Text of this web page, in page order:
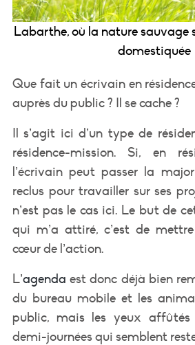
Labarthe, où la nature sauvage
domestiquée
Que fait un écrivain en
auprès du public ? Il se cache ?
Il s’agit ici d’un type de
résidence-mission. Si, en
l’écrivain peut passer la
reclus pour travailler sur ses
n’est pas le cas ici. Le but de
qui m’a attiré, c’est de
cœur de l’action.
L’agenda est donc déjà bien
du bureau mobile et les
public, mais les yeux affûtés
demi-journées qui semblent